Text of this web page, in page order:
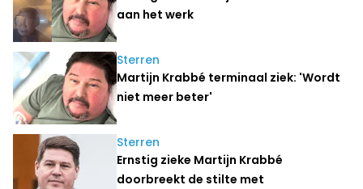
aan het werk
Sterren
Martijn Krabbé terminaal ziek: 'Wordt
niet meer beter'
Sterren
Ernstig zieke Martijn Krabbé
doorbreekt de stilte met